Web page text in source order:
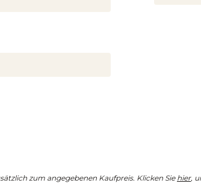
zum angegebenen Kaufpreis. Klicken Sie hier,